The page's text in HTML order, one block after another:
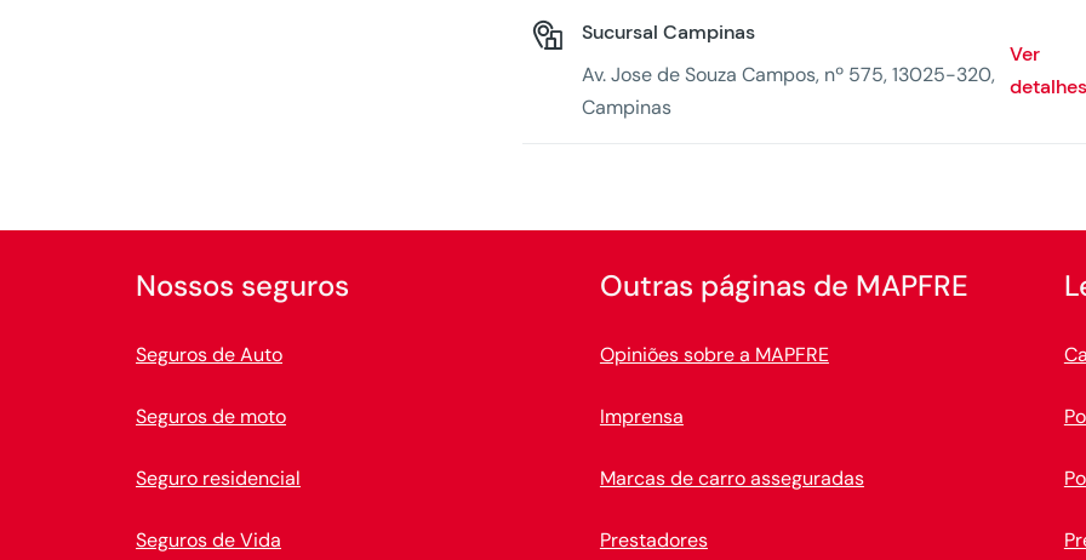
Sucursal Campinas
Av. Jose de Souza Campos, nº 575, 13025-320,
Campinas
Ver
detalhes
Nossos seguros
Seguros de Auto
Seguros de moto
Seguro residencial
Seguros de Vida
Outras páginas de MAPFRE
Opiniões sobre a MAPFRE
Imprensa
Marcas de carro asseguradas
Prestadores